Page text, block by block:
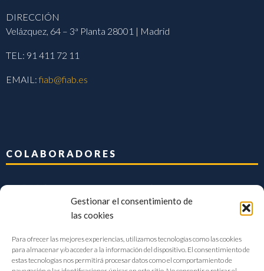
Gestionar el consentimiento de
las cookies
Para ofrecer las mejores experiencias, utilizamos tecnologías como las cookies
para almacenar y/o acceder a la información del dispositivo. El consentimiento de
estas tecnologías nos permitirá procesar datos como el comportamiento de
DIRECCIÓN
Velázquez, 64 – 3ª Planta 28001 | Madrid
TEL: 91 411 72 11
EMAIL:fiab@fiab.es
COLABORADORES